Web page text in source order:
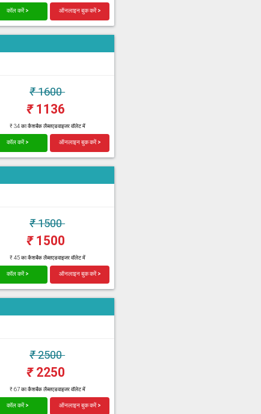
कॉल करें > ऑनलाइन बुक करें >
₹1600
₹1136
₹ 34 का कैशबैक लैब्सएडवाइजर वॉलेट में
कॉल करें > ऑनलाइन बुक करें >
₹1500
₹1500
₹ 45 का कैशबैक लैब्सएडवाइजर वॉलेट में
कॉल करें > ऑनलाइन बुक करें >
₹2500
₹2250
₹ 67 का कैशबैक लैब्सएडवाइजर वॉलेट में
कॉल करें > ऑनलाइन बुक करें >